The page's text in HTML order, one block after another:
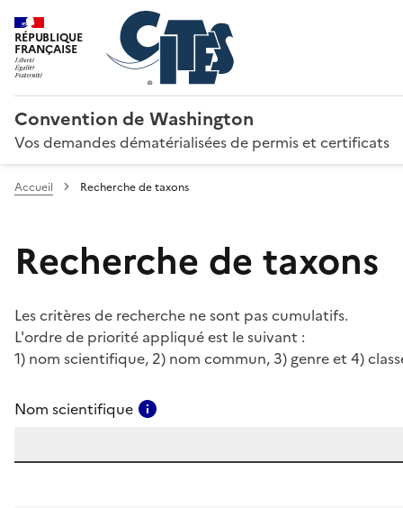
RÉPUBLIQUE
FRANÇAISE
Convention de Washington
Vos demandes dématérialisées de permis et certificats
Accueil Recherche de taxons
Recherche de taxons
Les critères de recherche ne sont pas cumulatifs.
L'ordre de priorité appliqué est le suivant :
1) nom scientifique, 2) nom commun, 3) genre et 4)
Nom scientifique